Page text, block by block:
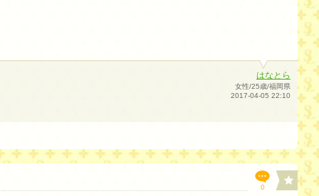
はなとら
女性/25歳/福岡県
2017-04-05 22:10
0